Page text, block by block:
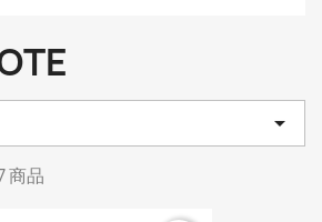

商品